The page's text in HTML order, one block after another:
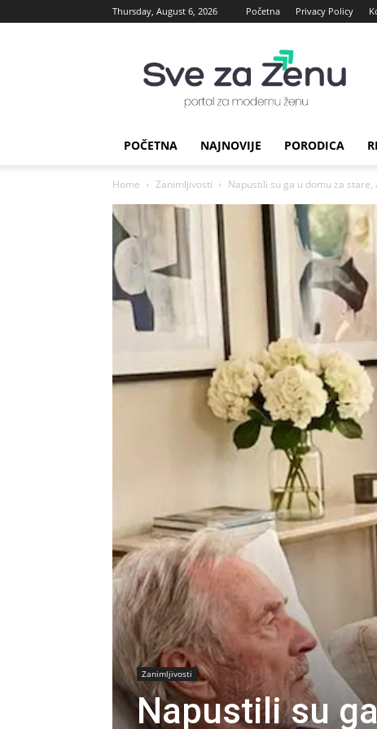
Thursday, August 6, 2026 Početna Privacy Policy
za
Zenu
POČETNA NAJNOVIJE PORODICA
Home Zanimljivosti Napustili su ga u domu za stare,
Zanimljivosti
Napustili su